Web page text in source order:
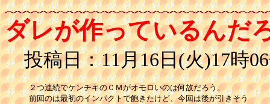
ダレが作っているんだ
投稿日：11月16日(火)17時
２つ連続でケンチキのＣＭがオモロいのは何故だろう。
前回のは最初のインパクトで飽きたけど、今回は後が引きそう